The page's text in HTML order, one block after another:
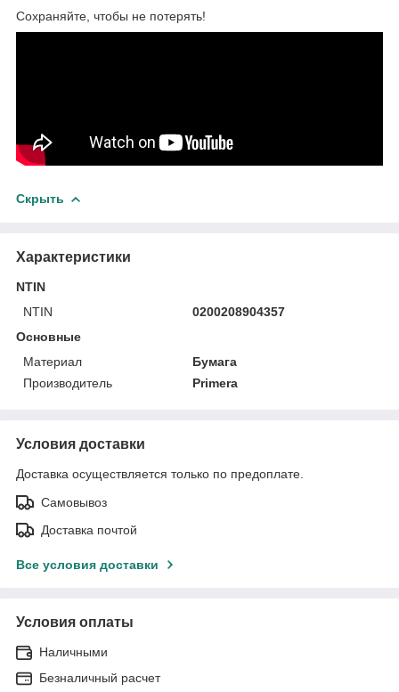
Сохраняйте, чтобы не потерять!
Скрыть
Характеристики
NTIN
NTIN
0200208904357
Основные
Материал
Бумага
Производитель
Primera
Условия доставки
Доставка осуществляется только по предоплате.
Самовывоз
Доставка почтой
Все условия доставки
Условия оплаты
Наличными
Безналичный расчет